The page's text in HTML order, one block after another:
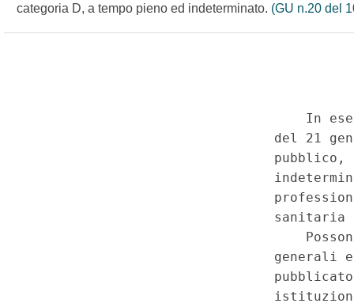
categoria D, a tempo pieno ed indeterminato. (GU n.20 del